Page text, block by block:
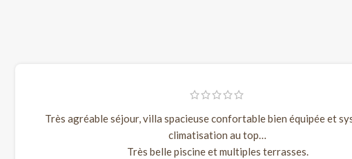
Très agréable séjour, villa spacieuse confortable bien équipée et
climatisation au top…
Très belle piscine et multiples terrasses.